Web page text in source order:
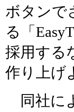
ボタンで
る「
採用する
作り上げ
同社に